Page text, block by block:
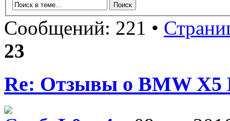
Сообщений: 221 •
23
Re: Отзывы о BMW X5